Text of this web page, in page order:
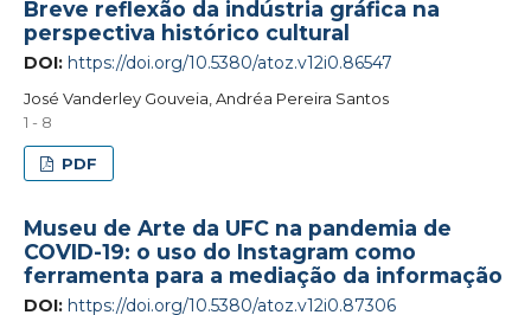
Breve reflexão da indústria gráfica na
perspectiva histórico cultural
DOI: https://doi.org/10.5380/atoz.v12i0.86547
José Vanderley Gouveia, Andréa Pereira Santos
1 - 8
PDF
Museu de Arte da UFC na pandemia de
COVID-19: o uso do Instagram como
ferramenta para a mediação da informação
DOI: https://doi.org/10.5380/atoz.v12i0.87306